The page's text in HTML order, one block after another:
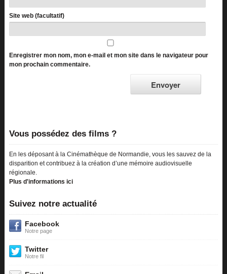
Site web (facultatif)
Enregistrer mon nom, mon e-mail et mon site dans le navigateur pour
mon prochain commentaire.
Vous possédez des films ?
En les déposant à la Cinémathèque de Normandie, vous les sauvez de la
disparition et contribuez à la création d’une mémoire audiovisuelle
régionale.
Plus d'informations ici
Suivez notre actualité
Facebook
Notre page
Twitter
Notre fil